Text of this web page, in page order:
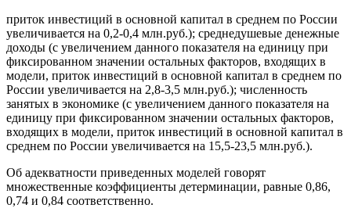
приток инвестиций в основной капитал в среднем по России
увеличивается на 0,2-0,4 млн.руб.); среднедушевые денежные
доходы (с увеличением данного показателя на единицу при
фиксированном значении остальных факторов, входящих в
модели, приток инвестиций в основной капитал в среднем по
России увеличивается на 2,8-3,5 млн.руб.); численность
занятых в экономике (с увеличением данного показателя на
единицу при фиксированном значении остальных факторов,
входящих в модели, приток инвестиций в основной капитал в
среднем по России увеличивается на 15,5-23,5 млн.руб.).
Об адекватности приведенных моделей говорят
множественные коэффициенты детерминации, равные 0,86,
0,74 и 0,84 соответственно.